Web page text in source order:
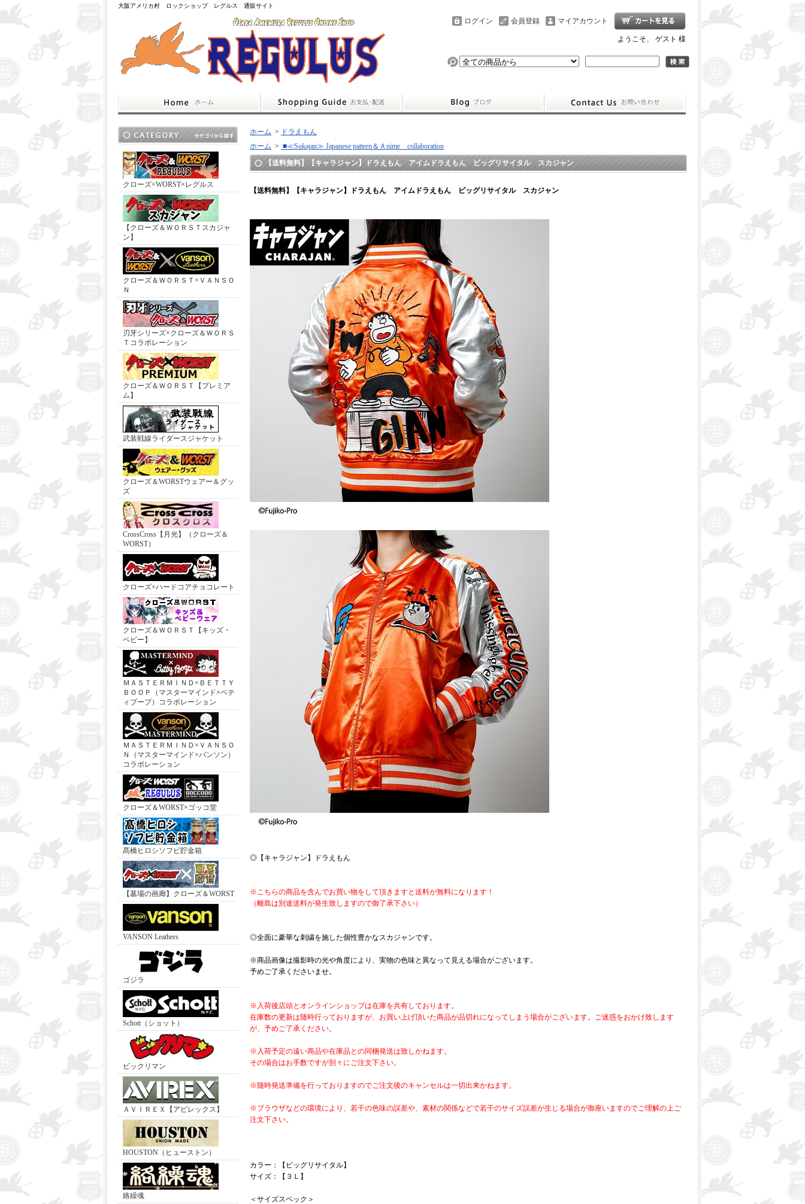
大阪アメリカ村 ロックショップ レグルス 通販サイト
マイアカウント
会員登録
ログイン
ようこそ、 ゲスト 様
クローズ×WORST×レグルス
【クローズ＆ＷＯＲＳＴスカジャ
ン】
クローズ＆ＷＯＲＳＴ×ＶＡＮＳＯ
Ｎ
刃牙シリーズ×クローズ＆ＷＯＲＳ
Ｔコラボレーション
クローズ＆ＷＯＲＳＴ【プレミア
ム】
武装戦線ライダースジャケット
クローズ＆WORSTウェアー＆グッ
ズ
CrossCross【月光】（クローズ＆
WORST）
クローズ×ハードコアチョコレート
クローズ＆ＷＯＲＳＴ【キッズ・
ベビー】
ＭＡＳＴＥＲＭＩＮＤ×ＢＥＴＴＹ
ＢＯＯＰ（マスターマインド×ベテ
ィブープ）コラボレーション
ＭＡＳＴＥＲＭＩＮＤ×ＶＡＮＳＯ
Ｎ（マスターマインド×バンソン）
コラボレーション
クローズ＆WORST×ゴッコ堂
髙橋ヒロシソフビ貯金箱
【墓場の画廊】クローズ＆WORST
VANSON Leathers
ゴジラ
Schott（ショット）
ビックリマン
ＡＶＩＲＥＸ【アビレックス】
HOUSTON（ヒューストン）
絡繰魂
ホーム > ドラえもん
ホーム > ■≪Sukajan≫ Japanese pattern＆Ａnime collaboration
【送料無料】【キャラジャン】ドラえもん アイムドラえもん ビッグリサイタル スカジャン
【送料無料】【キャラジャン】ドラえもん アイムドラえもん ビッグリサイタル スカジャン
◎【キャラジャン】ドラえもん
※こちらの商品を含んでお買い物をして頂きますと送料が無料になります！
（離島は別途送料が発生致しますので御了承下さい）
◎全面に豪華な刺繍を施した個性豊かなスカジャンです。
※商品画像は撮影時の光や角度により、実物の色味と異なって見える場合がございます。
予めご了承くださいませ。
※入荷後店頭とオンラインショップは在庫を共有しております。
在庫数の更新は随時行っておりますが、お買い上げ頂いた商品が品切れになってしまう場合がございます。ご迷惑をおかけ致します
が、予めご了承ください。
※入荷予定の遠い商品や在庫品との同梱発送は致しかねます。
その場合はお手数ですが別々にご注文下さい。
※随時発送準備を行っておりますのでご注文後のキャンセルは一切出来かねます。
※ブラウザなどの環境により、若干の色味の誤差や、素材の関係などで若干のサイズ誤差が生じる場合が御座いますのでご理解の上ご
注文下さい。
カラー：【ビッグリサイタル】
サイズ：【３Ｌ】
＜サイズスペック＞